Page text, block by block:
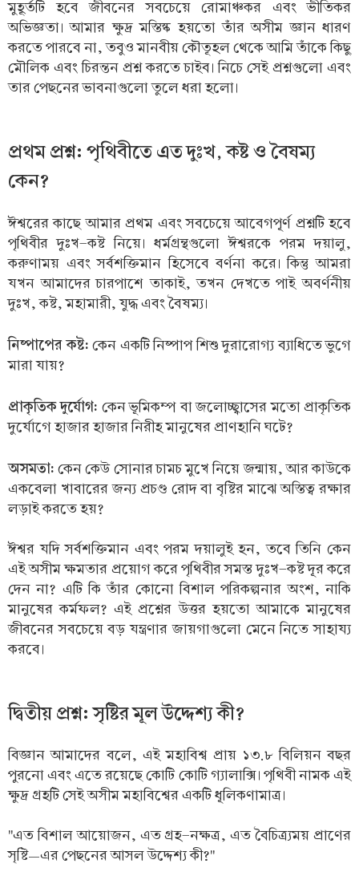
মুহূর্তটি হবে জীবনের সবচেয়ে রোমাঞ্চকর এবং ভীতিকর
অভিজ্ঞতা। আমার ক্ষুদ্র মস্তিষ্ক হয়তো তাঁর অসীম জ্ঞান ধারণ
করতে পারবে না, তবুও মানবীয় কৌতূহল থেকে আমি তাঁকে কিছু
মৌলিক এবং চিরন্তন প্রশ্ন করতে চাইব। নিচে সেই প্রশ্নগুলো এবং
তার পেছনের ভাবনাগুলো তুলে ধরা হলো।
প্রথম প্রশ্ন: পৃথিবীতে এত দুঃখ, কষ্ট ও বৈষম্য
কেন?
ঈশ্বরের কাছে আমার প্রথম এবং সবচেয়ে আবেগপূর্ণ প্রশ্নটি হবে
পৃথিবীর দুঃখ-কষ্ট নিয়ে। ধর্মগ্রন্থগুলো ঈশ্বরকে পরম দয়ালু,
করুণাময় এবং সর্বশক্তিমান হিসেবে বর্ণনা করে। কিন্তু আমরা
যখন আমাদের চারপাশে তাকাই, তখন দেখতে পাই অবর্ণনীয়
দুঃখ, কষ্ট, মহামারী, যুদ্ধ এবং বৈষম্য।
নিষ্পাপের কষ্ট: কেন একটি নিষ্পাপ শিশু দুরারোগ্য ব্যাধিতে ভুগে
মারা যায়?
প্রাকৃতিক দুর্যোগ: কেন ভূমিকম্প বা জলোচ্ছ্বাসের মতো প্রাকৃতিক
দুর্যোগে হাজার হাজার নিরীহ মানুষের প্রাণহানি ঘটে?
অসমতা: কেন কেউ সোনার চামচ মুখে নিয়ে জন্মায়, আর কাউকে
একবেলা খাবারের জন্য প্রচণ্ড রোদ বা বৃষ্টির মাঝে অস্তিত্ব রক্ষার
লড়াই করতে হয়?
ঈশ্বর যদি সর্বশক্তিমান এবং পরম দয়ালুই হন, তবে তিনি কেন
এই অসীম ক্ষমতার প্রয়োগ করে পৃথিবীর সমস্ত দুঃখ-কষ্ট দূর করে
দেন না? এটি কি তাঁর কোনো বিশাল পরিকল্পনার অংশ, নাকি
মানুষের কর্মফল? এই প্রশ্নের উত্তর হয়তো আমাকে মানুষের
জীবনের সবচেয়ে বড় যন্ত্রণার জায়গাগুলো মেনে নিতে সাহায্য
করবে।
দ্বিতীয় প্রশ্ন: সৃষ্টির মূল উদ্দেশ্য কী?
বিজ্ঞান আমাদের বলে, এই মহাবিশ্ব প্রায় ১৩.৮ বিলিয়ন বছর
পুরনো এবং এতে রয়েছে কোটি কোটি গ্যালাক্সি। পৃথিবী নামক এই
ক্ষুদ্র গ্রহটি সেই অসীম মহাবিশ্বের একটি ধূলিকণামাত্র।
"এত বিশাল আয়োজন, এত গ্রহ-নক্ষত্র, এত বৈচিত্র্যময় প্রাণের
সৃষ্টি—এর পেছনের আসল উদ্দেশ্য কী?"